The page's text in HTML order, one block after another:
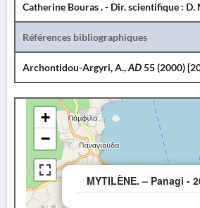
Catherine Bouras . - Dir. scientifique : D.
Références bibliographiques
Archontidou-Argyri, A.,AD55 (2000)
MYTILÈNE. – Panagi -
+
−